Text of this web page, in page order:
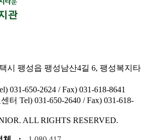
시 팽성읍 팽성남산4길 6, 팽성복지타
031-650-2624 / Fax) 031-618-8641
터 Tel) 031-650-2640 / Fax) 031-618-
ALL RIGHTS RESERVED.